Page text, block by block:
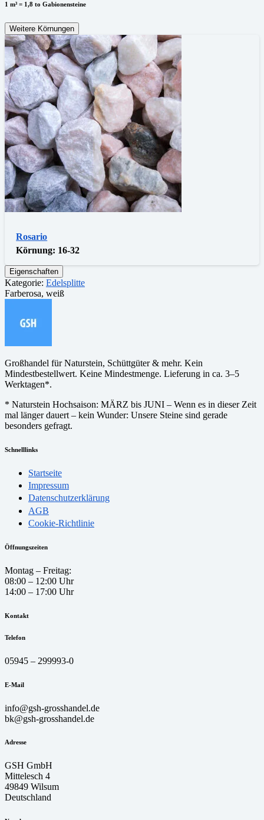
1 m³ = 1,8 to Gabionensteine
Weitere Körnungen
Rosario
Körnung: 16-32
Eigenschaften
Kategorie: Edelsplitte
Farberosa, weiß
Großhandel für Naturstein, Schüttgüter & mehr. Kein
Mindestbestellwert. Keine Mindestmenge. Lieferung in ca. 3–5
Werktagen*.
* Naturstein Hochsaison: MÄRZ bis JUNI – Wenn es in dieser Zeit
mal länger dauert – kein Wunder: Unsere Steine sind gerade
besonders gefragt.
Schnelllinks
Startseite
Impressum
Datenschutzerklärung
AGB
Cookie-Richtlinie
Öffnungszeiten
Montag – Freitag:
08:00 – 12:00 Uhr
14:00 – 17:00 Uhr
Kontakt
Telefon
05945 – 299993-0
E-Mail
info@gsh-grosshandel.de
bk@gsh-grosshandel.de
Adresse
GSH GmbH
Mittelesch 4
49849 Wilsum
Deutschland